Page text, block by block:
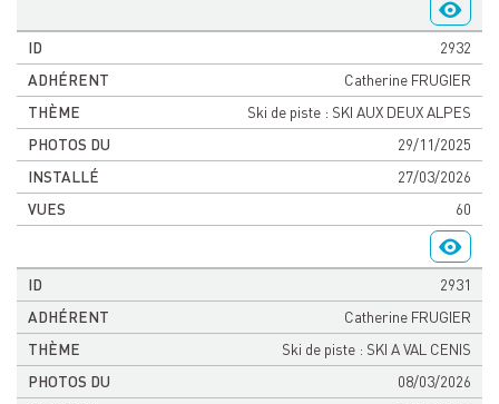
2932
Catherine FRUGIER
Ski de piste : SKI AUX DEUX ALPES
29/11/2025
27/03/2026
60
2931
Catherine FRUGIER
Ski de piste : SKI A VAL CENIS
08/03/2026